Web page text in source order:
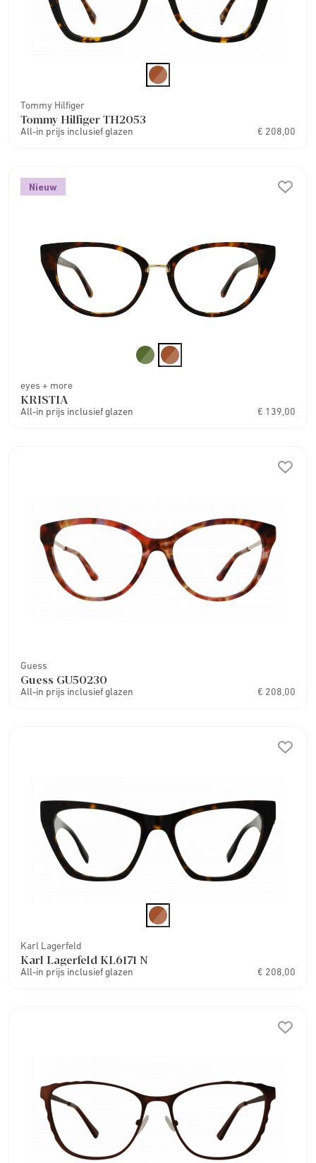
Tommy Hilfiger
Tommy Hilfiger TH2053
All-in prijs inclusief glazen € 208,00
Nieuw
eyes + more
KRISTIA
All-in prijs inclusief glazen € 139,00
Guess
Guess GU50230
All-in prijs inclusief glazen € 208,00
Karl Lagerfeld
Karl Lagerfeld KL6171 N
All-in prijs inclusief glazen € 208,00